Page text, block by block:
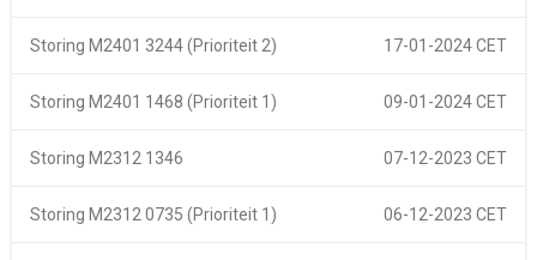
17-01-2024 CET
Storing M2401 3244 (Prioriteit 2)
09-01-2024 CET
Storing M2401 1468 (Prioriteit 1)
07-12-2023 CET
Storing M2312 1346
06-12-2023 CET
Storing M2312 0735 (Prioriteit 1)